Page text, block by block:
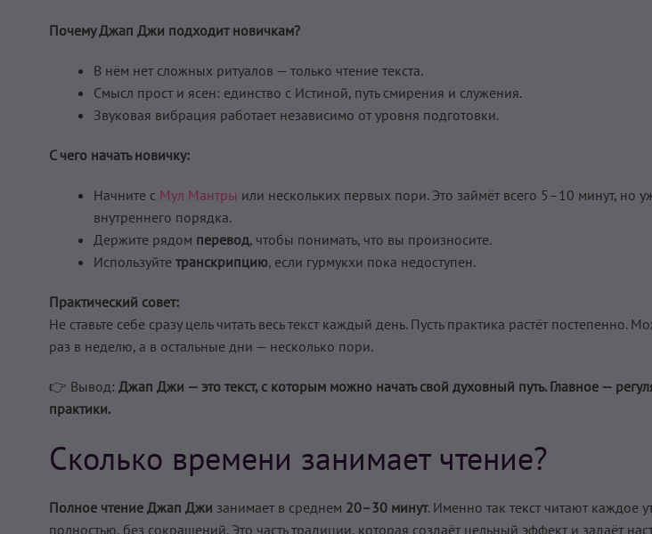
Почему Джап Джи подходит новичкам?
В нём нет сложных ритуалов — только чтение текста.
Смысл прост и ясен: единство с Истиной, путь смирения и служения.
Звуковая вибрация работает независимо от уровня подготовки.
С чего начать новичку:
Начните с Мул Мантры или нескольких первых пори. Это займёт всего 5–10 минут, но
внутреннего порядка.
Держите рядом перевод, чтобы понимать, что вы произносите.
Используйте транскрипцию, если гурмукхи пока недоступен.
Практический совет:
Не ставьте себе сразу цель читать весь текст каждый день. Пусть практика растёт постепенно.
раз в неделю, а в остальные дни — несколько пори.
👉 Вывод: Джап Джи — это текст, с которым можно начать свой духовный путь. Главное —
практики.
Сколько времени занимает чтение?
Полное чтение Джап Джи занимает в среднем 20–30 минут. Именно так текст читают каждое
полностью, без сокращений. Это часть традиции, которая создаёт цельный эффект и задаёт